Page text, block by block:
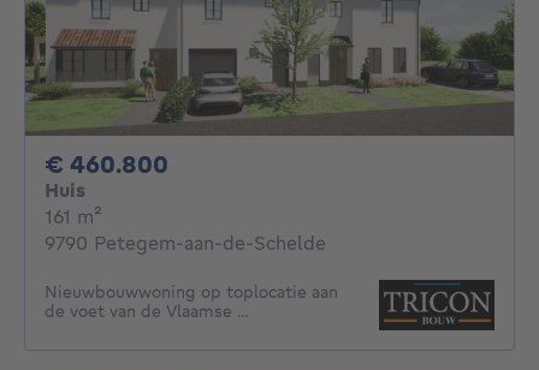
€ 460.800
Huis
161 m²
9790 Petegem-aan-de-Schelde
Nieuwbouwwoning op toplocatie aan
de voet van de Vlaamse ...